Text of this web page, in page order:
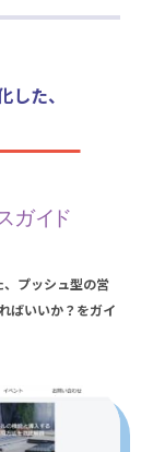
た、
プッシュ型の営
ばいいか？をガイ